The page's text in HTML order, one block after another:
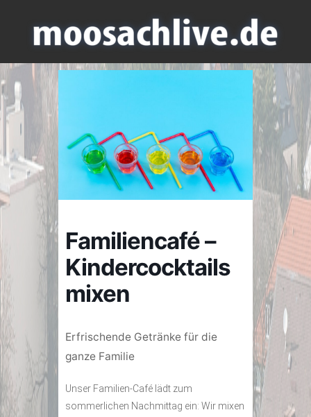
Familiencafé –
Kindercocktails
mixen
Erfrischende Getränke für die
ganze Familie
Unser Familien-Café lädt zum
sommerlichen Nachmittag ein: Wir mixen